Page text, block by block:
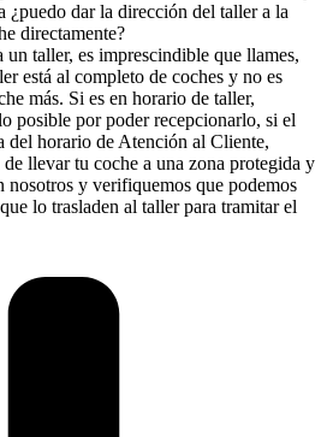
¿puedo dar la dirección del taller a la
directamente?
un taller, es imprescindible que llames,
está al completo de coches y no es
más. Si es en horario de taller,
posible por poder recepcionarlo, si el
del horario de Atención al Cliente,
llevar tu coche a una zona protegida y
nosotros y verifiquemos que podemos
lo trasladen al taller para tramitar el